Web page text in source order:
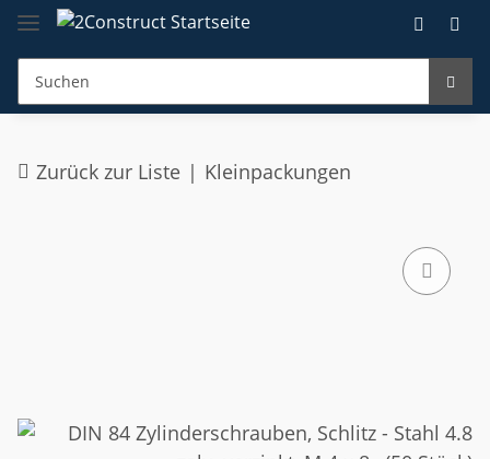
Zurück zur Liste Kleinpackungen